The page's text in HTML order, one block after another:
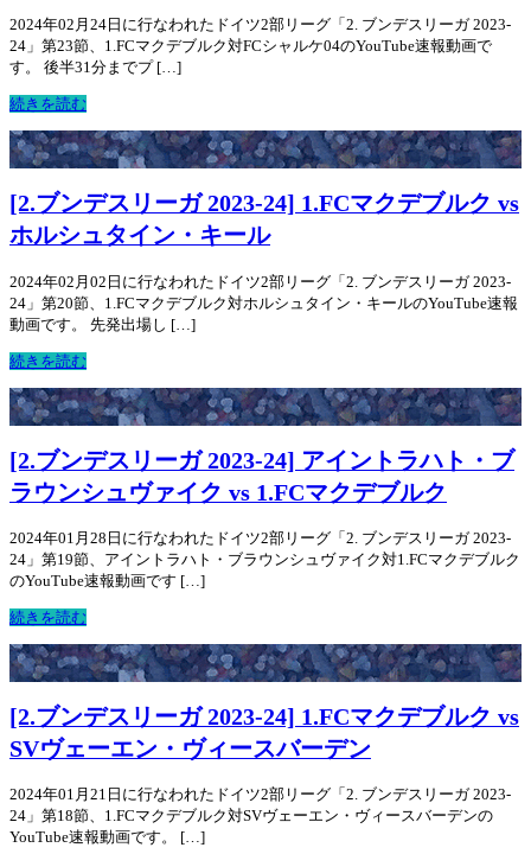
2024年02月24日に行なわれたドイツ2部リーグ「2. ブンデスリーガ 2023-
24」第23節、1.FCマクデブルク対FCシャルケ04のYouTube速報動画で
す。 後半31分までプ […]
続きを読む
[2.ブンデスリーガ 2023-24] 1.FCマクデブルク vs
ホルシュタイン・キール
2024年02月02日に行なわれたドイツ2部リーグ「2. ブンデスリーガ 2023-
24」第20節、1.FCマクデブルク対ホルシュタイン・キールのYouTube速報
動画です。 先発出場し […]
続きを読む
[2.ブンデスリーガ 2023-24] アイントラハト・ブ
ラウンシュヴァイク vs 1.FCマクデブルク
2024年01月28日に行なわれたドイツ2部リーグ「2. ブンデスリーガ 2023-
24」第19節、アイントラハト・ブラウンシュヴァイク対1.FCマクデブルク
のYouTube速報動画です […]
続きを読む
[2.ブンデスリーガ 2023-24] 1.FCマクデブルク vs
SVヴェーエン・ヴィースバーデン
2024年01月21日に行なわれたドイツ2部リーグ「2. ブンデスリーガ 2023-
24」第18節、1.FCマクデブルク対SVヴェーエン・ヴィースバーデンの
YouTube速報動画です。 […]